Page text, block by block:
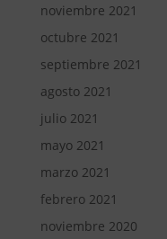
noviembre 2021
octubre 2021
septiembre 2021
agosto 2021
julio 2021
mayo 2021
marzo 2021
febrero 2021
noviembre 2020